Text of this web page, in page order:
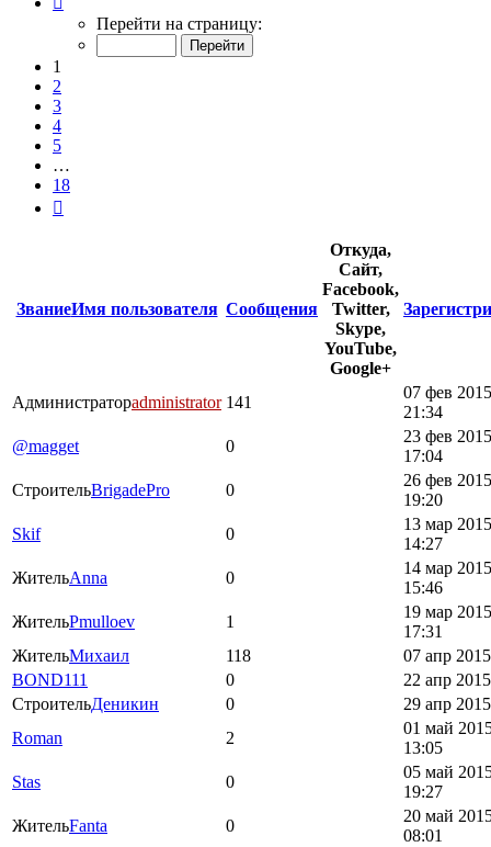
Перейти на страницу:
1
2
3
4
5
…
18
ЗваниеИмя пользователя Сообщения
Откуда,
Сайт,
Facebook,
Twitter,
Skype,
YouTube,
Google+
Администраторadministrator 141
07 фев
21:34
@magget
0
23 фев
17:04
СтроительBrigadePro 0
26 фев
19:20
Skif
0
13 мар
14:27
ЖительAnna 0
14 мар
15:46
ЖительPmulloev 1
19 мар
17:31
ЖительМихаил 118
07 апр
BOND111
0
22 апр
СтроительДеникин 0
29 апр
Roman
2
01 май
13:05
Stas
0
05 май
19:27
ЖительFanta 0
20 май
08:01